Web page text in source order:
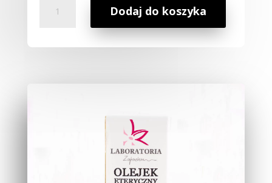
Naturalny
Dodaj do koszyka